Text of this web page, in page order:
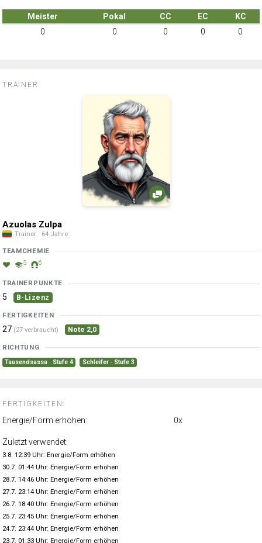
Meister Pokal CC EC
KC
0
0 0 0 0
TRAINER:
Azuolas Zulpa
Trainer · 64 Jahre
TEAMCHEMIE
5 6
TRAINERPUNKTE
5 B-Lizenz
FERTIGKEITEN
27 (27 verbraucht) Note 2,0
RICHTUNG
Tausendsassa · Stufe 4 Schleifer · Stufe 3
FERTIGKEITEN:
Energie/Form erhöhen: 0x
Zuletzt verwendet:
3.8. 12:39 Uhr: Energie/Form erhöhen
30.7. 01:44 Uhr: Energie/Form erhöhen
28.7. 14:46 Uhr: Energie/Form erhöhen
27.7. 23:14 Uhr: Energie/Form erhöhen
26.7. 18:40 Uhr: Energie/Form erhöhen
25.7. 23:45 Uhr: Energie/Form erhöhen
24.7. 23:44 Uhr: Energie/Form erhöhen
23.7. 01:33 Uhr: Energie/Form erhöhen